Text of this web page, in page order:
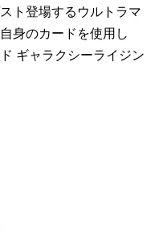
ト登場するウルトラマ
身のカードを使用し
ギャラクシーライジン